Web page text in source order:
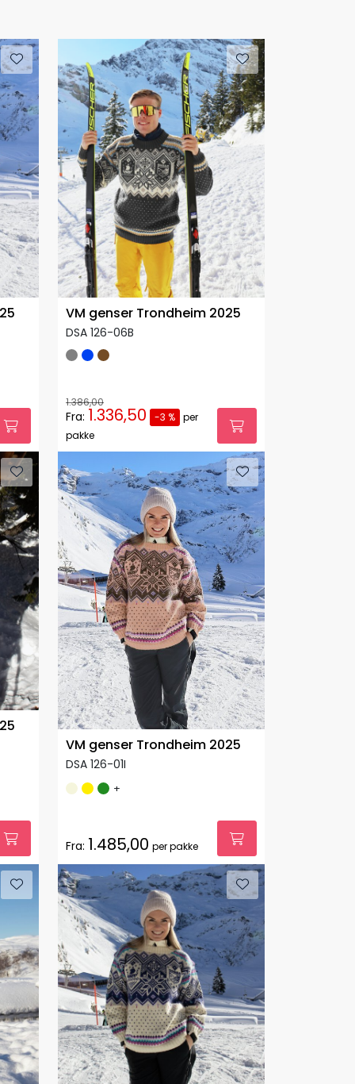
VM genser Trondheim 2025
DSA 126-06B
1.386,00
Fra: 1.336,50 -3 % per
pakke
VM genser Trondheim 2025
DSA 126-01I
+
Fra: 1.485,00 per pakke